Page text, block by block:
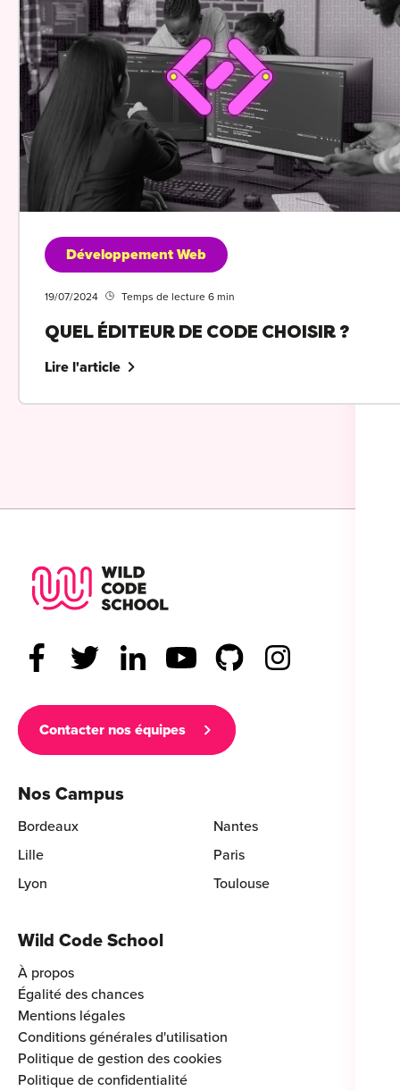
Développement Web
19/07/2024 Temps de lecture 6 min
QUEL ÉDITEUR DE CODE CHOISIR ?
Lire l'article
Contacter nos équipes
Nos Campus
Bordeaux
Lille
Lyon
Nantes
Paris
Toulouse
Wild Code School
À propos
Égalité des chances
Mentions légales
Conditions générales d'utilisation
Politique de gestion des cookies
Politique de confidentialité